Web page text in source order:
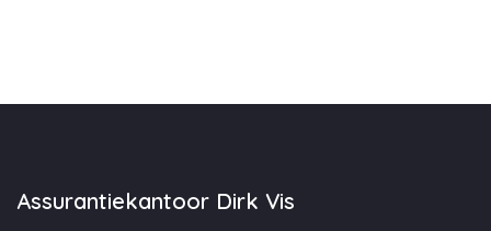
Assurantiekantoor Dirk Vis